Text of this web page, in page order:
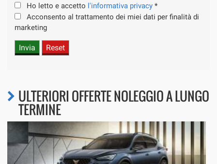
Ho letto e accetto l'informativa privacy *
Acconsento al trattamento dei miei dati per finalità di
marketing
ULTERIORI OFFERTE NOLEGGIO A LUNGO
TERMINE